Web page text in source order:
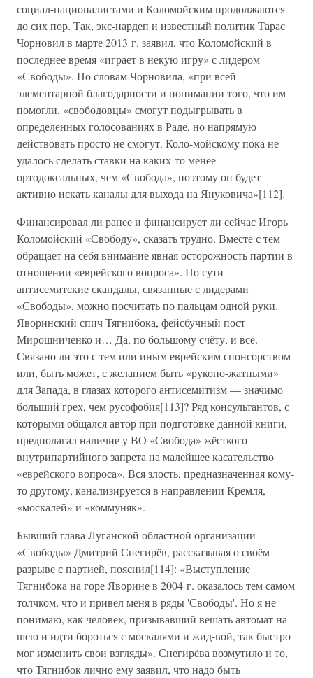
социал-националистами и Коломойским продолжаются
до сих пор. Так, экс-нардеп и известный политик Тарас
Чорновил в марте 2013 г. заявил, что Коломойский в
последнее время «играет в некую игру» с лидером
«Свободы». По словам Чорновила, «при всей
элементарной благодарности и понимании того, что им
помогли, «свободовцы» смогут подыгрывать в
определенных голосованиях в Раде, но напрямую
действовать просто не смогут. Коло-мойскому пока не
удалось сделать ставки на каких-то менее
ортодоксальных, чем «Свобода», поэтому он будет
активно искать каналы для выхода на Януковича»[112].
Финансировал ли ранее и финансирует ли сейчас Игорь
Коломойский «Свободу», сказать трудно. Вместе с тем
обращает на себя внимание явная осторожность партии в
отношении «еврейского вопроса». По сути
антисемитские скандалы, связанные с лидерами
«Свободы», можно посчитать по пальцам одной руки.
Яворинский спич Тягнибока, фейсбучный пост
Мирошниченко и… Да, по большому счёту, и всё.
Связано ли это с тем или иным еврейским спонсорством
или, быть может, с желанием быть «рукопо-жатными»
для Запада, в глазах которого антисемитизм — значимо
больший грех, чем русофобия[113]? Ряд консультантов, с
которыми общался автор при подготовке данной книги,
предполагал наличие у ВО «Свобода» жёсткого
внутрипартийного запрета на малейшее касательство
«еврейского вопроса». Вся злость, предназначенная кому-
то другому, канализируется в направлении Кремля,
«москалей» и «коммуняк».
Бывший глава Луганской областной организации
«Свободы» Дмитрий Снегирёв, рассказывая о своём
разрыве с партией, пояснил[114]: «Выступление
Тягнибока на горе Яворине в 2004 г. оказалось тем самом
толчком, что и привел меня в ряды 'Свободы'. Но я не
понимаю, как человек, призывавший вешать автомат на
шею и идти бороться с москалями и жид-вой, так быстро
мог изменить свои взгляды». Снегирёва возмутило и то,
что Тягнибок лично ему заявил, что надо быть